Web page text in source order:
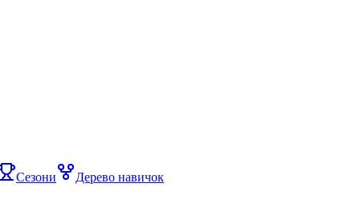
Сезони Дерево навичок